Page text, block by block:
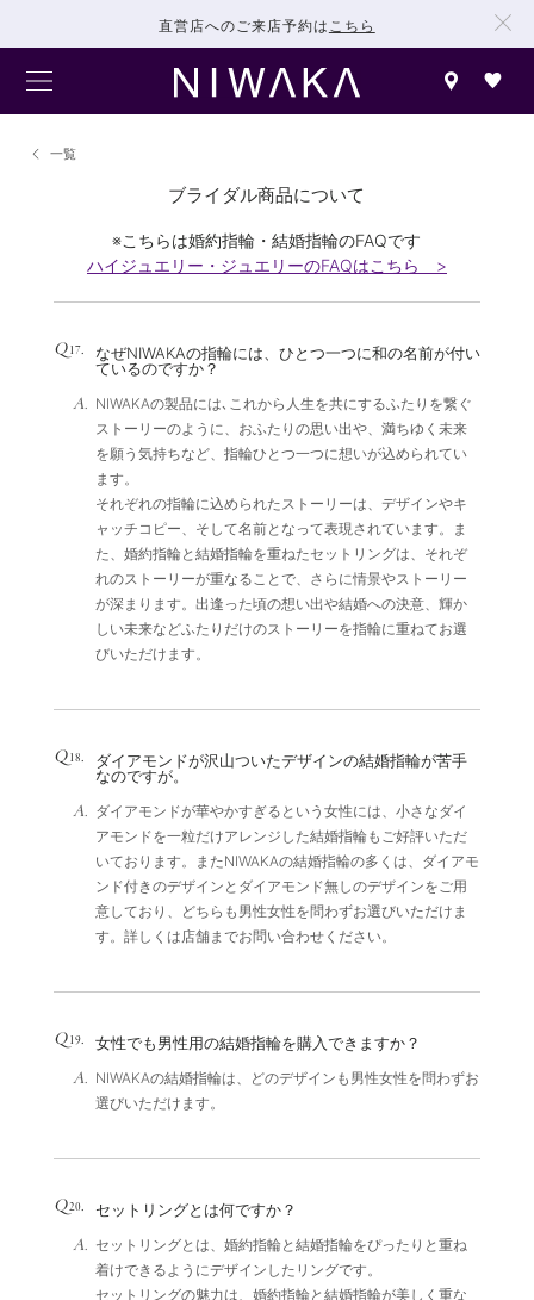
直営店へのご来店予約は こちら
一覧
ブライダル商品について
※こちらは婚約指輪・結婚指輪のFAQです
ハイジュエリー・ジュエリーのFAQはこちら >
Q 17.
なぜNIWAKAの指輪には、ひとつ一つに和の名前が付い
ているのですか？
A. NIWAKAの製品には､これから人生を共にするふたりを繋ぐ
ストーリーのように、おふたりの思い出や、満ちゆく未来
を願う気持ちなど、指輪ひとつ一つに想いが込められてい
ます。
それぞれの指輪に込められたストーリーは、デザインやキ
ャッチコピー、そして名前となって表現されています。ま
た、婚約指輪と結婚指輪を重ねたセットリングは、それぞ
れのストーリーが重なることで、さらに情景やストーリー
が深まります。出逢った頃の想い出や結婚への決意、輝か
しい未来などふたりだけのストーリーを指輪に重ねてお選
びいただけます。
Q 18.
ダイアモンドが沢山ついたデザインの結婚指輪が苦手
なのですが。
A. ダイアモンドが華やかすぎるという女性には、小さなダイ
アモンドを一粒だけアレンジした結婚指輪もご好評いただ
いております。またNIWAKAの結婚指輪の多くは、ダイアモ
ンド付きのデザインとダイアモンド無しのデザインをご用
意しており、どちらも男性女性を問わずお選びいただけま
す。詳しくは店舗までお問い合わせください。
Q 19. 女性でも男性用の結婚指輪を購入できますか？
A. NIWAKAの結婚指輪は、どのデザインも男性女性を問わずお
選びいただけます。
Q20. セットリングとは何ですか？
A. セットリングとは、婚約指輪と結婚指輪をぴったりと重ね
着けできるようにデザインしたリングです。
セットリングの魅力は、婚約指輪と結婚指輪が美しく重な